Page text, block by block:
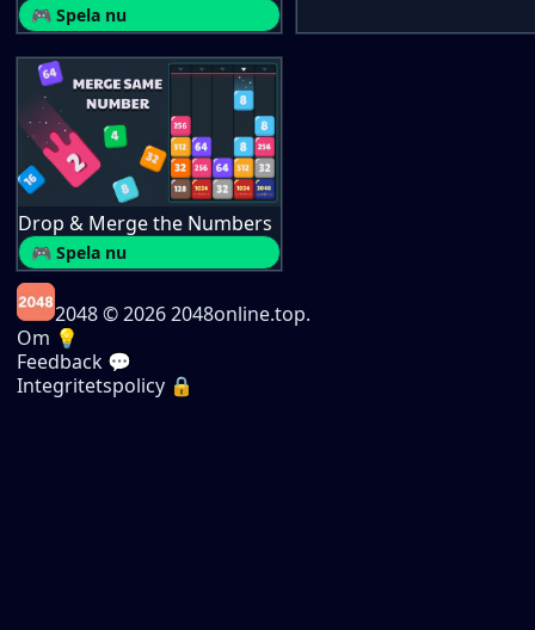
🎮 Spela nu
Drop & Merge the Numbers
🎮 Spela nu
2048© 2026 2048online.top.
Om 💡
Feedback 💬
Integritetspolicy 🔒